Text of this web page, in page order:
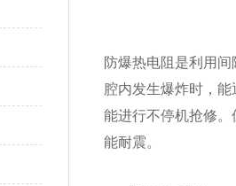
防爆热电阻是利用
腔内发生爆炸时，
能进行不停机抢修
能耐震。